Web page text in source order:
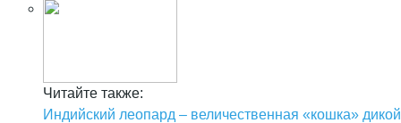
Читайте также:
Индийский леопард – величественная «кошка» дикой